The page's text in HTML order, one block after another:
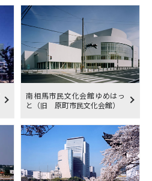
南相馬市民文化会館ゆめはっ
と（旧 原町市民文化会館）